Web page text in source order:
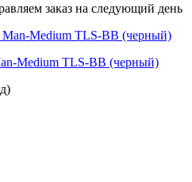
заказ на следующий день
Medium TLS-BB (черный)